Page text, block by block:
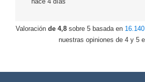
Valoración de 4,8sobre 5 basada en
nuestras opiniones de 4 y 5